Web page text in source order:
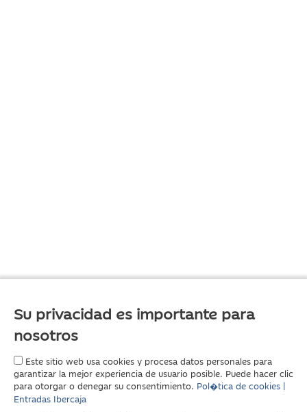
Su privacidad es importante para
nosotros
Este sitio web usa cookies y procesa datos personales para
garantizar la mejor experiencia de usuario posible. Puede hacer clic
para otorgar o denegar su consentimiento. Pol�tica de cookies |
Entradas Ibercaja